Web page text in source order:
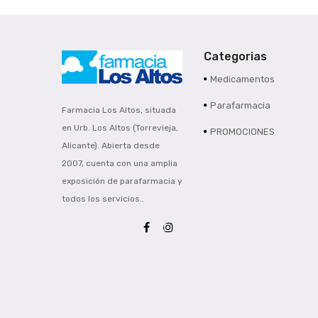
Farmacia Los Altos, situada
en Urb. Los Altos (Torrevieja,
Alicante). Abierta desde
2007, cuenta con una amplia
exposición de parafarmacia y
todos los servicios..
Categorias
Medicamentos
Parafarmacia
PROMOCIONES